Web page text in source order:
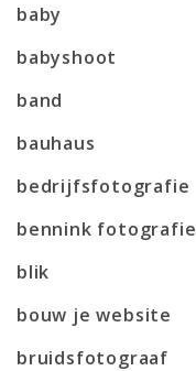
baby
babyshoot
band
bauhaus
bedrijfsfotografie
bennink fotografie
blik
bouw je website
bruidsfotograaf